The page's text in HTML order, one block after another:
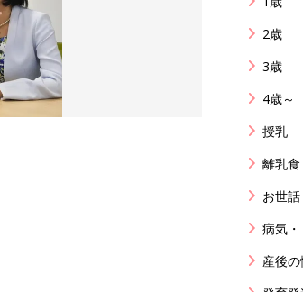
2歳
3歳
4歳～
授乳
離乳食
お世話
病気
産後